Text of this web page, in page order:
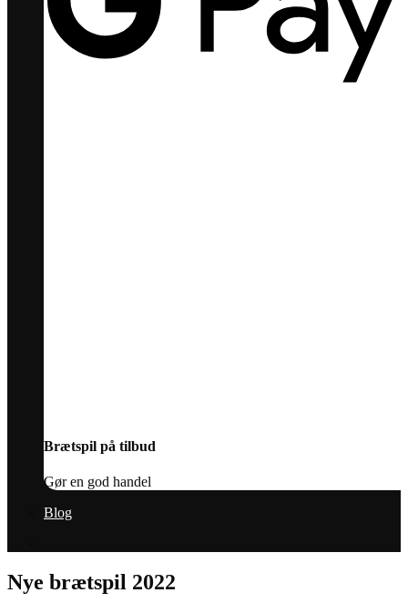
Brætspil på tilbud
Gør en god handel
Blog
Nye brætspil 2022